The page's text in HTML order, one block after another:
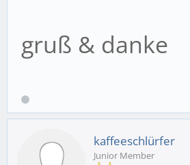
gruß & danke
kaffeeschlürfer
Junior Member